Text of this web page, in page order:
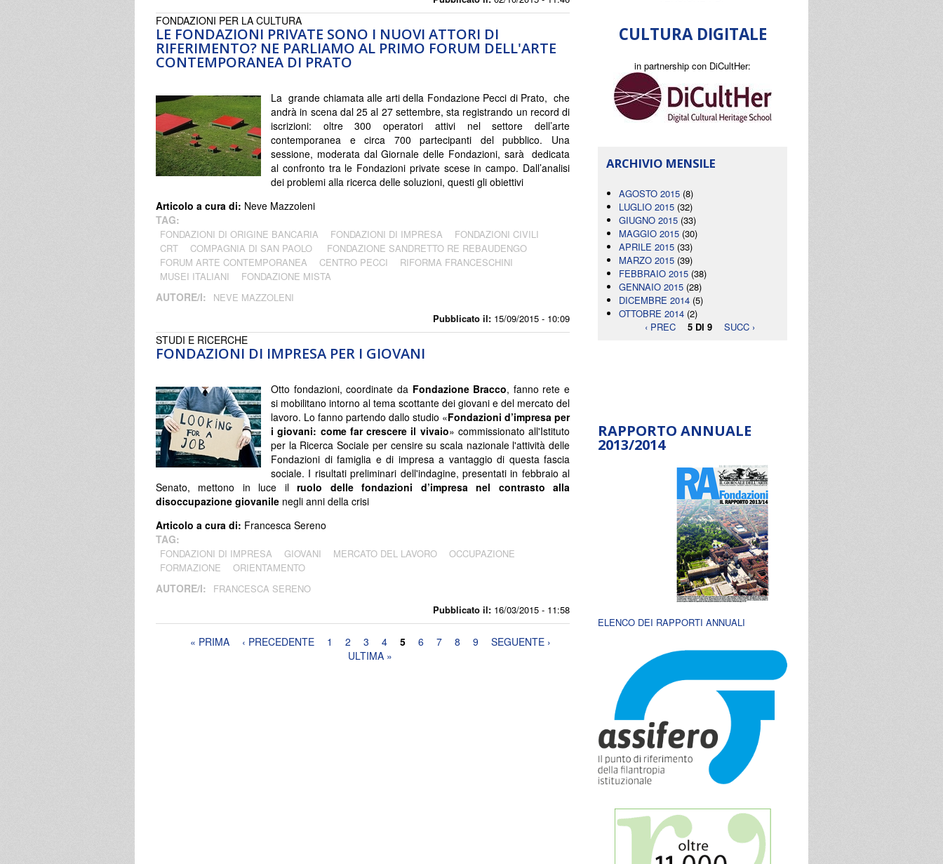
LE FONDAZIONI PRIVATE SONO I NUOVI ATTORI DI
RIFERIMENTO? NE PARLIAMO AL PRIMO FORUM DELL'ARTE
CONTEMPORANEA DI PRATO
Pubblicato il: 15/09/2015 - 10:09
FONDAZIONI PER LA CULTURA
La grande chiamata alle arti della Fondazione Pecci di Prato, che
andrà in scena dal 25 al 27 settembre, sta registrando un record di
iscrizioni: oltre 300 operatori attivi nel settore dell’arte
contemporanea e circa 700 partecipanti del pubblico. Una
sessione, moderata dal Giornale delle Fondazioni, sarà dedicata
al confronto tra le Fondazioni private scese in campo. Dall’analisi
dei problemi alla ricerca delle soluzioni, questi gli obiettivi
Articolo a cura di: Neve Mazzoleni
TAG:
FONDAZIONI DI ORIGINE BANCARIA FONDAZIONI DI IMPRESA
FONDAZIONI CIVILI
CRT
COMPAGNIA DI SAN PAOLO
FONDAZIONE SANDRETTO RE REBAUDENGO
FORUM ARTE CONTEMPORANEA
CENTRO PECCI
RIFORMA FRANCESCHINI
MUSEI ITALIANI
FONDAZIONE MISTA
AUTORE/I: NEVE MAZZOLENI
FONDAZIONI DI IMPRESA PER I GIOVANI
Pubblicato il: 16/03/2015 - 11:58
STUDI E RICERCHE
Otto fondazioni, coordinate da Fondazione Bracco, fanno rete e
si mobilitano intorno al tema scottante dei giovani e del mercato del
lavoro. Lo fanno partendo dallo studio «Fondazioni d’impresa per
i giovani: come far crescere il vivaio» commissionato all'Istituto
per la Ricerca Sociale per censire su scala nazionale l'attività delle
Fondazioni di famiglia e di impresa a vantaggio di questa fascia
sociale. I risultati preliminari dell'indagine, presentati in febbraio al
Senato, mettono in luce ilruolo delle fondazioni d’impresa nel contrasto alla
disoccupazione giovanile negli anni della crisi
Articolo a cura di: Francesca Sereno
TAG:
FONDAZIONI DI IMPRESA GIOVANI MERCATO DEL LAVORO
OCCUPAZIONE
FORMAZIONE
ORIENTAMENTO
AUTORE/I: FRANCESCA SERENO
Pagine« PRIMA ‹ PRECEDENTE 1 2 3 4 5 6 7 8 9
SEGUENTE ›
ULTIMA »
CULTURA DIGITALE
in partnership con DiCultHer:
ARCHIVIO MENSILE
AGOSTO 2015 (8)
LUGLIO 2015 (32)
GIUGNO 2015 (33)
MAGGIO 2015 (30)
APRILE 2015 (33)
MARZO 2015 (39)
FEBBRAIO 2015 (38)
GENNAIO 2015 (28)
DICEMBRE 2014 (5)
OTTOBRE 2014 (2)
‹ PREC
5 DI 9 SUCC ›
RAPPORTO ANNUALE
2013/2014
ELENCO DEI RAPPORTI ANNUALI